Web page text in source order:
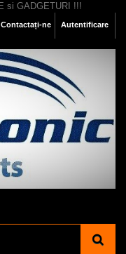
Autentificare
Contactați-ne